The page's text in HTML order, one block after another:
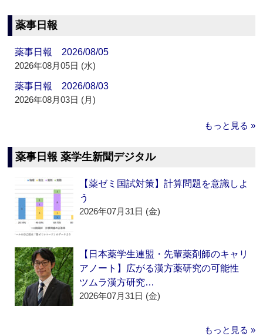
薬事日報
薬事日報 2026/08/05
2026年08月05日 (水)
薬事日報 2026/08/03
2026年08月03日 (月)
もっと見る »
薬事日報 薬学生新聞デジタル
【薬ゼミ国試対策】計算問題を意識しよ
う
2026年07月31日 (金)
【日本薬学生連盟・先輩薬剤師のキャリ
アノート】広がる漢方薬研究の可能性
ツムラ漢方研究…
2026年07月31日 (金)
もっと見る »